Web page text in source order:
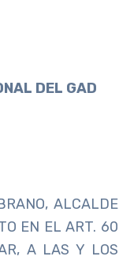
DEL GAD
ALCALDE
EN EL ART. 60
A LAS Y LOS